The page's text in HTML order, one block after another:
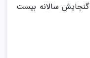
سالانه بیست